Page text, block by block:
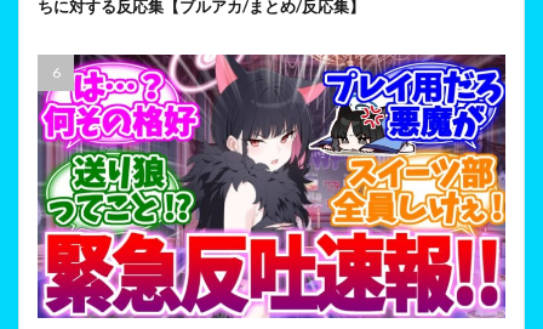
ちに対する反応集【ブルアカ/まとめ/反応集】